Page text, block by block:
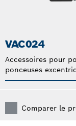
VAC024
Accessoires pour
ponceuses
Comparer le